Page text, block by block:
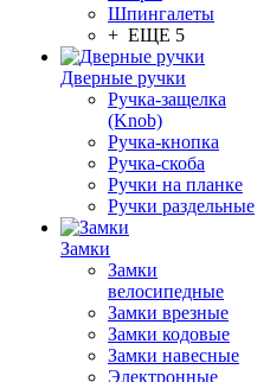
Шпингалеты
+ ЕЩЕ 5
Дверные ручки
Ручка-защелка
(Knob)
Ручка-кнопка
Ручка-скоба
Ручки на планке
Ручки раздельные
Замки
Замки
велосипедные
Замки врезные
Замки кодовые
Замки навесные
Электронные